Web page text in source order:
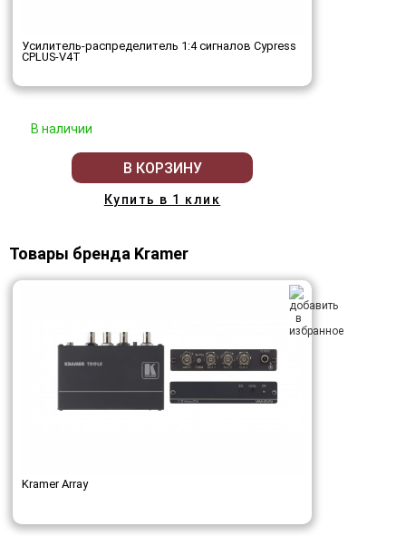
Усилитель-распределитель 1:4 сигналов Cypress
CPLUS-V4T
В наличии
В КОРЗИНУ
Купить в 1 клик
Товары бренда Kramer
Kramer Array